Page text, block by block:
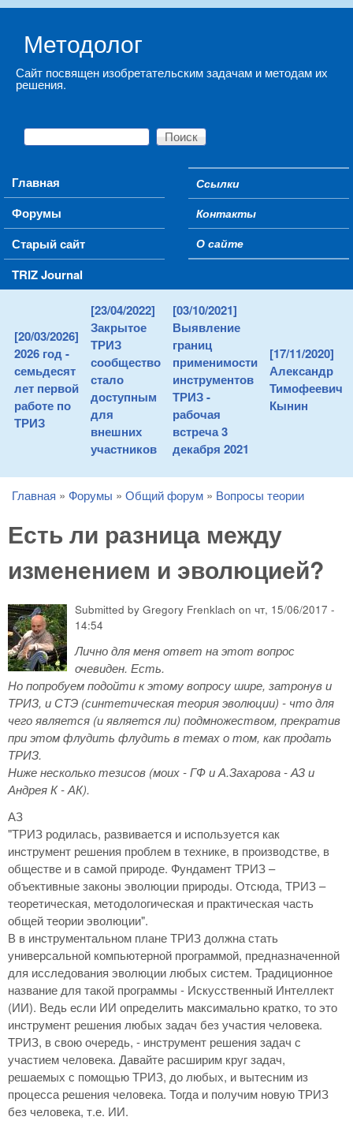
Методолог
Сайт посвящен изобретательским задачам и методам их
решения.
Форма поиска
Поиск
Main menu
Главная
Форумы
Старый сайт
TRIZ Journal
Secondary menu
Ссылки
Контакты
О сайте
[20/03/2026]
2026 год -
семьдесят
лет первой
работе по
ТРИЗ
[23/04/2022]
Закрытое
ТРИЗ
сообщество
стало
доступным
для
внешних
участников
[03/10/2021]
Выявление
границ
применимости
инструментов
ТРИЗ -
рабочая
встреча 3
декабря 2021
[17/11/2020]
Александр
Тимофеевич
Кынин
You are here
Главная » Форумы » Общий форум » Вопросы теории
Есть ли разница между
изменением и эволюцией?
Submitted by Gregory Frenklach on чт, 15/06/2017 -
14:54
Лично для меня ответ на этот вопрос
очевиден. Есть.
Но попробуем подойти к этому вопросу шире, затронув и
ТРИЗ, и СТЭ (синтетическая теория эволюции) - что для
чего является (и является ли) подмножеством, прекратив
при этом флудить флудить в темах о том, как продать
ТРИЗ.
Ниже несколько тезисов (моих - ГФ и А.Захарова - АЗ и
Андрея К - АК).
АЗ
"ТРИЗ родилась, развивается и используется как
инструмент решения проблем в технике, в производстве, в
обществе и в самой природе. Фундамент ТРИЗ –
объективные законы эволюции природы. Отсюда, ТРИЗ –
теоретическая, методологическая и практическая часть
общей теории эволюции".
В в инструментальном плане ТРИЗ должна стать
универсальной компьютерной программой, предназначенной
для исследования эволюции любых систем. Традиционное
название для такой программы - Искусственный Интеллект
(ИИ). Ведь если ИИ определить максимально кратко, то это
инструмент решения любых задач без участия человека.
ТРИЗ, в свою очередь, - инструмент решения задач с
участием человека. Давайте расширим круг задач,
решаемых с помощью ТРИЗ, до любых, и вытесним из
процесса решения человека. Тогда и получим новую ТРИЗ
без человека, т.е. ИИ.